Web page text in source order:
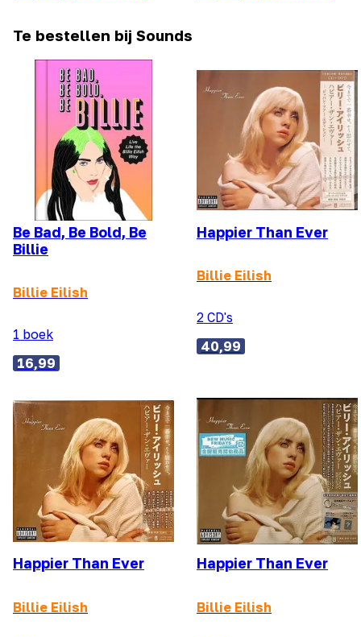
Te bestellen bij Sounds
Be Bad, Be Bold, Be
Billie
Billie Eilish
1 boek
16,99
Happier Than Ever
Billie Eilish
2 CD's
40,99
Happier Than Ever
Billie Eilish
Happier Than Ever
Billie Eilish